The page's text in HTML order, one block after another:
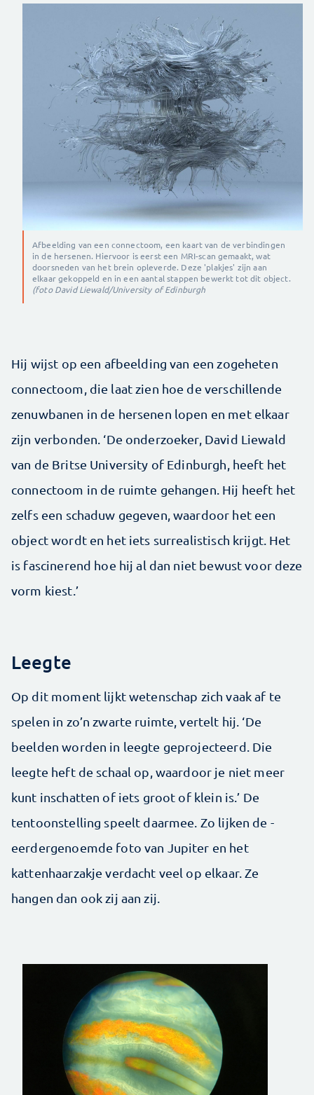
Afbeelding van een connectoom, een kaart van de verbindingen
in de hersenen. Hiervoor is eerst een MRI-scan gemaakt, wat
doorsneden van het brein opleverde. Deze 'plakjes' zijn aan
elkaar gekoppeld en in een aantal stappen bewerkt tot dit object.
(foto David Liewald/University of Edinburgh
Hij wijst op een afbeelding van een zogeheten
connectoom, die laat zien hoe de verschillende
zenuwbanen in de hersenen lopen en met elkaar
zijn verbonden. ‘De onderzoeker, David Liewald
van de Britse University of Edinburgh, heeft het
connectoom in de ruimte gehangen. Hij heeft het
zelfs een schaduw gegeven, waardoor het een
object wordt en het iets surrealistisch krijgt. Het
is fascinerend hoe hij al dan niet bewust voor deze
vorm kiest.’
Leegte
Op dit moment lijkt wetenschap zich vaak af te
spelen in zo’n zwarte ruimte, vertelt hij. ‘De
beelden worden in leegte geprojecteerd. Die
leegte heft de schaal op, waardoor je niet meer
kunt inschatten of iets groot of klein is.’ De
tentoonstelling speelt daarmee. Zo lijken de ­
eerdergenoemde foto van Jupiter en het
kattenhaarzakje verdacht veel op elkaar. Ze
hangen dan ook zij aan zij.